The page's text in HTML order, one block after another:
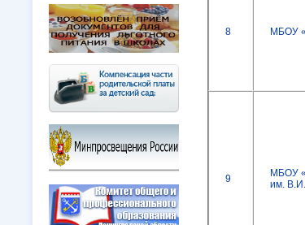
8 МБОУ
9
МБОУ
им.